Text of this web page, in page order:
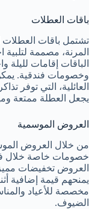
باقات العطلات
تشتمل باقات
المرنة، مصممة لتلبية
الباقات إقامات لليلة
وخصومات فندقية.
العائلية، التي توفر
يجعل العطلة ممتعة
العروض الموسمية
من خلال العروض
خصومات خاصة خلال
العروض تخفيضات
يمنحهم قيمة إضافية
مخصصة للأعياد
الضيوف.